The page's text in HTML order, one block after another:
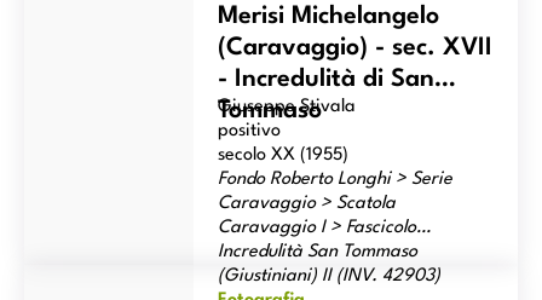
Merisi Michelangelo
(Caravaggio) - sec. XVII
- Incredulità di San
Tommaso
Giuseppe Stivala
positivo
secolo XX (1955)
Fondo Roberto Longhi > Serie
Caravaggio > Scatola
Caravaggio I > Fascicolo
Incredulità San Tommaso
(Giustiniani) II (INV. 42903)
Merisi Michelangelo (Caravaggio) - sec. XVII - Incredulità di